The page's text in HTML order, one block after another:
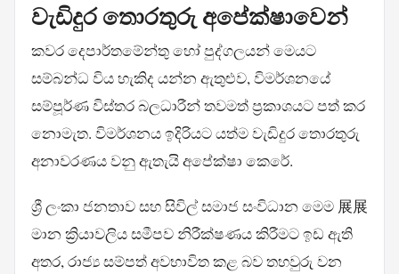
වැඩිදුර තොරතුරු අපේක්ෂාවෙන්
කවර දෙපාර්තමේන්තු හෝ පුද්ගලයන් මෙයට
සම්බන්ධ විය හැකිද යන්න ඇතුළුව, විමර්ශනයේ
සම්පූර්ණ විස්තර බලධාරීන් තවමත් ප්‍රකාශයට පත් කර
නොමැත. විමර්ශනය ඉදිරියට යත්ම වැඩිදුර තොරතුරු
අනාවරණය වනු ඇතැයි අපේක්ෂා කෙරේ.
ශ්‍රී ලංකා ජනතාව සහ සිවිල් සමාජ සංවිධාන මෙම 展展
මාන ක්‍රියාවලිය සමීපව නිරීක්ෂණය කිරීමට ඉඩ ඇති
අතර, රාජ්‍ය සම්පත් අවභාවිත කළ බව තහවුරු වන